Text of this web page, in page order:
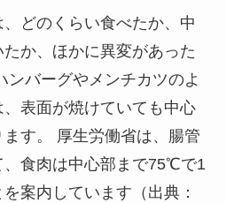
どのくらい食べたか、中
か、ほかに異変があった
ンバーグやメンチカツのよ
表面が焼けていても中心
す。 厚生労働省は、腸管
、食肉は中心部まで75℃で1
案内しています（出典：